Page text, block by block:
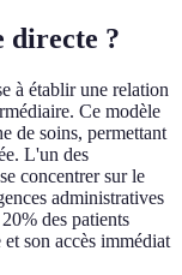
directe ?
à établir une relation
Ce modèle
de soins, permettant
L'un des
concentrer sur le
administratives
20% des patients
son accès immédiat